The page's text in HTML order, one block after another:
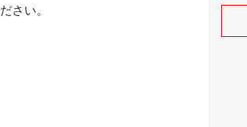
さい。